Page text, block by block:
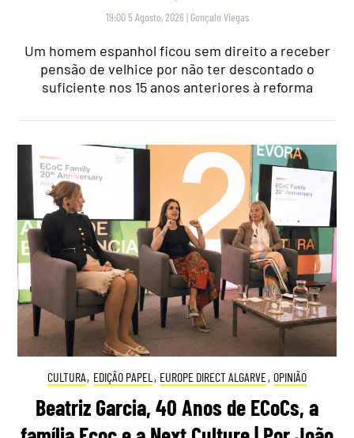
19:00 5 Agosto, 2026 | Gonçalo Viegas
Um homem espanhol ficou sem direito a receber
pensão de velhice por não ter descontado o
suficiente nos 15 anos anteriores à reforma
CULTURA, EDIÇÃO PAPEL , EUROPE DIRECT ALGARVE, OPINIÃO
Beatriz Garcia, 40 Anos de ECoCs, a